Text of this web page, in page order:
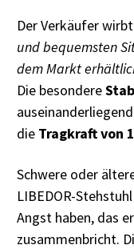
Der Verkäufer
und bequemsten
dem Markt
Die besondere
die Tragkraft von
Schwere oder
LIBEDOR-
Angst haben, das
zusammenbricht.